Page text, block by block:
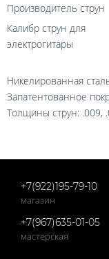
Производитель струн
Калибр струн для
электрогитары
Никелированная
Запатентованное
Толщины струн: .009,
+7(922)195-79-10
магазин
+7(967)635-01-05
мастерская